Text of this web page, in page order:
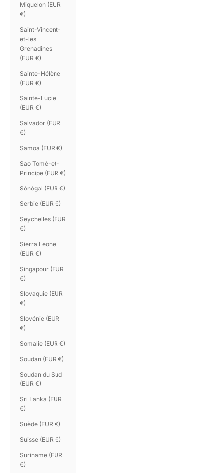
Miquelon (EUR
€)
Saint-Vincent-
et-les
Grenadines
(EUR €)
Sainte-Hélène
(EUR €)
Sainte-Lucie
(EUR €)
Salvador (EUR
€)
Samoa (EUR €)
Sao Tomé-et-
Principe (EUR €)
Sénégal (EUR €)
Serbie (EUR €)
Seychelles (EUR
€)
Sierra Leone
(EUR €)
Singapour (EUR
€)
Slovaquie (EUR
€)
Slovénie (EUR
€)
Somalie (EUR €)
Soudan (EUR €)
Soudan du Sud
(EUR €)
Sri Lanka (EUR
€)
Suède (EUR €)
Suisse (EUR €)
Suriname (EUR
€)